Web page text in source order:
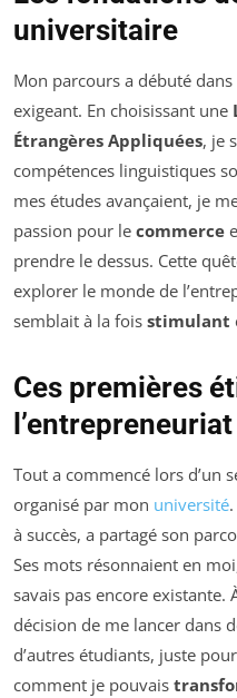
universitaire
Mon parcours a débuté
exigeant. En choisissant une
Étrangères Appliquées, je
compétences linguistiques
mes études avançaient, je
passion pour le commerce
prendre le dessus. Cette
explorer le monde de
semblait à la fois stimulant
Ces premières
l’entrepreneuriat
Tout a commencé lors d’un
organisé par mon université
à succès, a partagé son
Ses mots résonnaient en
savais pas encore existante.
décision de me lancer dans
d’autres étudiants, juste
comment je pouvais